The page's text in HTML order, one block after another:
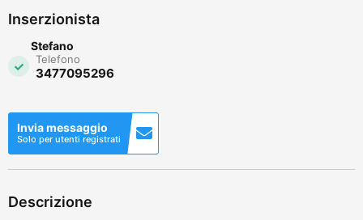
Inserzionista
Stefano
Telefono
3477095296
Invia messaggio
Solo per utenti registrati
Descrizione